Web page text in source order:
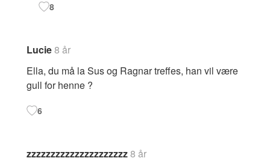
8
Lucie8 år
Ella, du må la Sus og Ragnar treffes, han vil være
gull for henne ?
6
zzzzzzzzzzzzzzzzzzzzz8 år